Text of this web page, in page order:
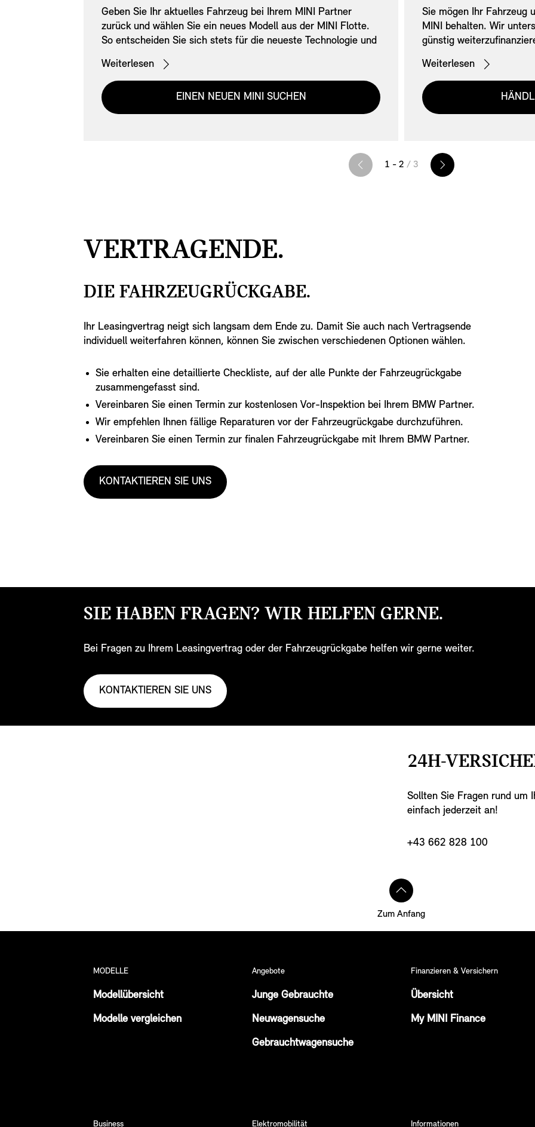
Geben Sie Ihr aktuelles Fahrzeug bei Ihrem MINI Partner
zurück und wählen Sie ein neues Modell aus der MINI Flotte.
So entscheiden Sie sich stets für die neueste Technologie und
über die passende Finanzierung.
Weiterlesen
EINEN NEUEN MINI SUCHEN
Sie mögen Ihr Fahrzeug
MINI behalten. Wir
günstig
MINI günstig
erhalten Sie einen
Restbetrags – und am
Ihnen. Egal, wie Sie
Weiterlesen
1 - 2 / 3
VERTRAGENDE.
DIE FAHRZEUGRÜCKGABE.
Ihr Leasingvertrag neigt sich langsam dem Ende zu. Damit Sie auch nach Vertragsende
individuell weiterfahren können, können Sie zwischen verschiedenen Optionen wählen.
Sie erhalten eine detaillierte Checkliste, auf der alle Punkte der Fahrzeugrückgabe
zusammengefasst sind.
Vereinbaren Sie einen Termin zur kostenlosen Vor-Inspektion bei Ihrem BMW Partner.
Wir empfehlen Ihnen fällige Reparaturen vor der Fahrzeugrückgabe durchzuführen.
Vereinbaren Sie einen Termin zur finalen Fahrzeugrückgabe mit Ihrem BMW Partner.
KONTAKTIEREN SIE UNS
SIE HABEN FRAGEN? WIR HELFEN GERNE.
Bei Fragen zu Ihrem Leasingvertrag oder der Fahrzeugrückgabe helfen wir gerne weiter.
KONTAKTIEREN SIE UNS
24H-
Sollten Sie Fragen rund um
einfach jederzeit an!
+43 662 828 100
Zum Anfang
MODELLE
Modellübersicht
Modelle vergleichen
Angebote
Junge Gebrauchte
Neuwagensuche
Gebrauchtwagensuche
Finanzieren & Versichern
Übersicht
My MINI Finance
Business Elektromobilität Informationen